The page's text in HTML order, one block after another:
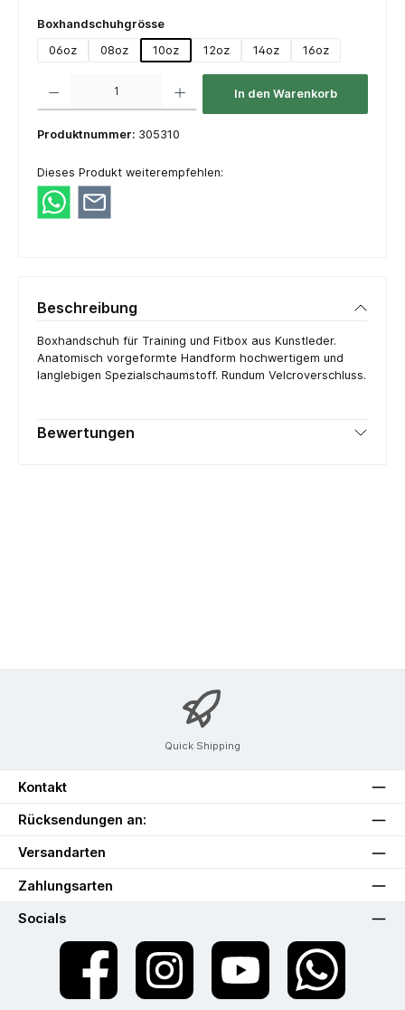
Boxhandschuhgrösseauswählen
06oz
08oz 10oz 12oz 14oz 16oz
In den Warenkorb
Produktnummer: 305310
Dieses Produkt weiterempfehlen:
Beschreibung
Boxhandschuh für Training und Fitbox aus Kunstleder.
Anatomisch vorgeformte Handform hochwertigem und
langlebigen Spezialschaumstoff. Rundum Velcroverschluss.
Bewertungen
Quick Shipping
Kontakt
Rücksendungen an:
Versandarten
Zahlungsarten
Socials
Facebook Instagram YouTube WhatsApp